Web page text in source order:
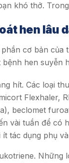
khó thở.
hen lâu
cơ bản của
hen suyễn
hít. Các loại
Flexhaler,
beclomet
vài tuần để có
tác dụng phụ
Những